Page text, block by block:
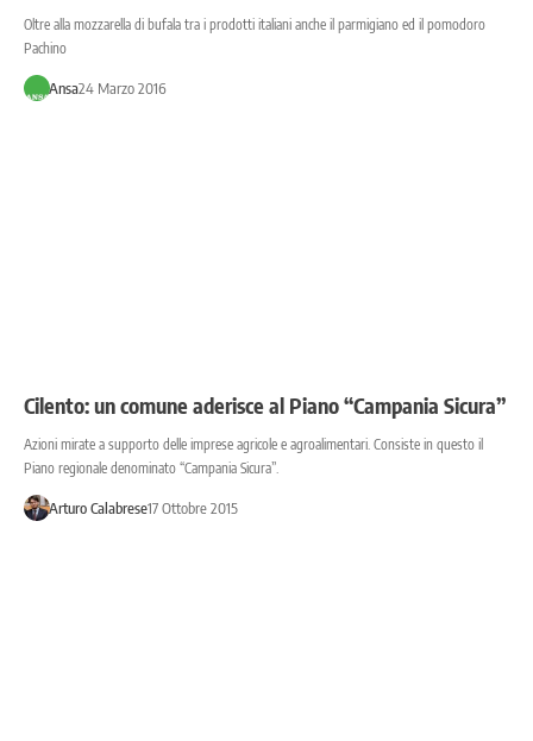
Oltre alla mozzarella di bufala tra i prodotti italiani anche il parmigiano ed il pomodoro
Pachino
Ansa24 Marzo 2016
Cilento: un comune aderisce al Piano “Campania Sicura”
Azioni mirate a supporto delle imprese agricole e agroalimentari. Consiste in questo il
Piano regionale denominato “Campania Sicura”.
Arturo Calabrese17 Ottobre 2015